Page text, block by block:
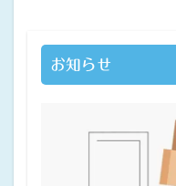
お知らせ